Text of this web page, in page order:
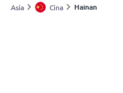
Svizzera
Asia Cina Hainan